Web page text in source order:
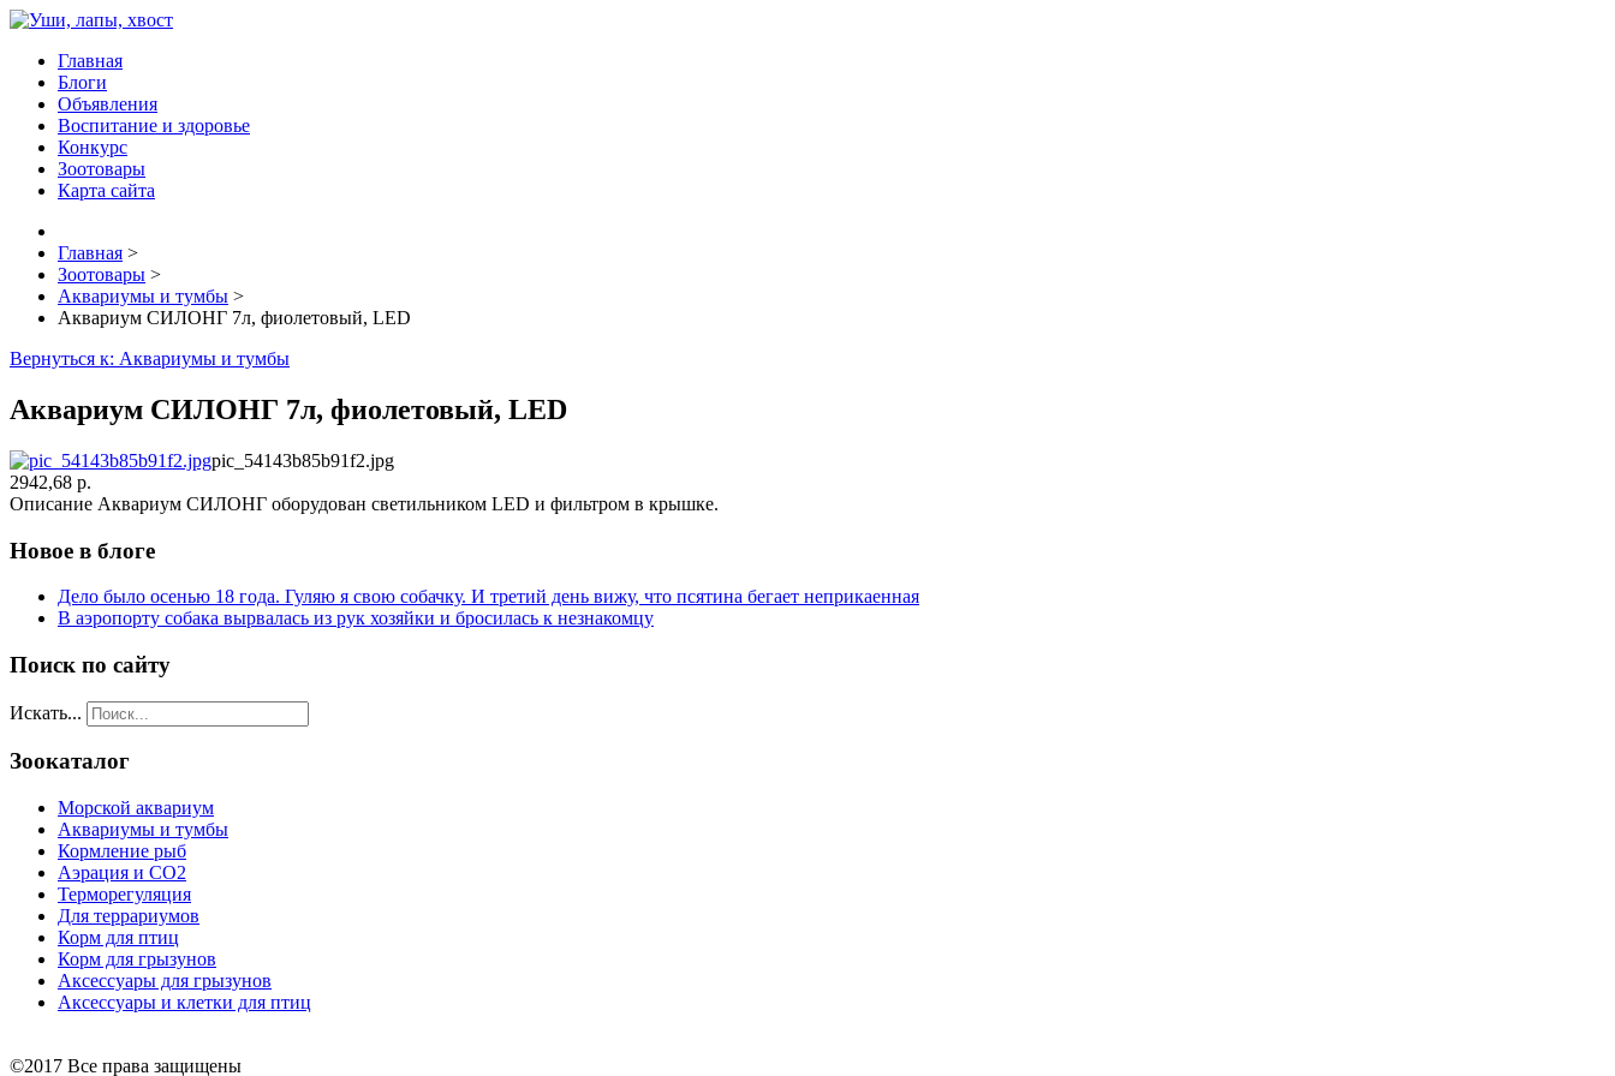
Главная
Блоги
Объявления
Воспитание и здоровье
Конкурс
Зоотовары
Карта сайта
Главная >
Зоотовары >
Аквариумы и тумбы >
Аквариум СИЛОНГ 7л, фиолетовый, LED
Вернуться к: Аквариумы и тумбы
Аквариум СИЛОНГ 7л, фиолетовый, LED
pic_54143b85b91f2.jpg
2942,68 р.
Описание Аквариум СИЛОНГ оборудован светильником LED и фильтром в крышке.
Новое в блоге
Дело было осенью 18 года. Гуляю я свою собачку. И третий день вижу, что псятина бегает неприкаенная
В аэропорту собака вырвалась из рук хозяйки и бросилась к незнакомцу
Поиск по сайту
Искать...
Зоокаталог
Морской аквариум
Аквариумы и тумбы
Кормление рыб
Аэрация и СО2
Терморегуляция
Для террариумов
Корм для птиц
Корм для грызунов
Аксессуары для грызунов
Аксессуары и клетки для птиц
©2017 Все права защищены